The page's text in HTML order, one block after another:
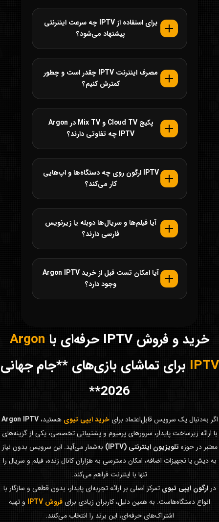
برای استفاده از IPTV چه سرعت اینترنتی
پیشنهاد می‌شود؟
مصرف اینترنت IPTV چقدر است و چطور
کمترش کنیم؟
پکیج Cloud TV و Mix TV در Argon
IPTV چه تفاوتی دارند؟
IPTV ارگون روی چه دستگاه‌ها و اپ‌هایی
کار می‌کند؟
آیا فیلم‌ها و سریال‌ها دوبله یا زیرنویس
فارسی دارند؟
آیا امکان تست قبل از خرید Argon IPTV
وجود دارد؟
خرید و فروش IPTV حرفه‌ای با
Argon
IPTV برای تماشای بازی‌های **جام جهانی
2026**
اگر به‌دنبال یک سرویس قابل‌اعتماد برایخرید ایپی تیوی هستید،Argon IPTV
با ارائه زیرساخت پایدار، سرورهای پرمیوم و پشتیبانی تخصصی، یکی از گزینه‌های
معتبر در حوزه تلویزیون اینترنتی (IPTV)
به‌شمار می‌آید. این سرویس بدون نیاز
به دیش یا تجهیزات اضافه، امکان دسترسی به هزاران کانال زنده، فیلم و سریال را
تنها با اینترنت فراهم می‌کند.
درارگون ایپی تیوی تمرکز اصلی بر ارائه تجربه‌ای پایدار، بدون قطعی و سازگار با
انواع دستگاه‌هاست. به همین دلیل، کاربران زیادی برای فروش IPTV
و تهیه
اشتراک‌های حرفه‌ای، این برند را انتخاب می‌کنند.